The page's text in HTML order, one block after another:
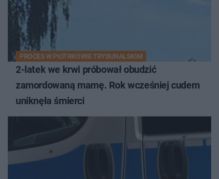
PROCES W PIOTRKOWIE TRYBUNALSKIM
2-latek we krwi próbował obudzić
zamordowaną mamę. Rok wcześniej cudem
uniknęła śmierci